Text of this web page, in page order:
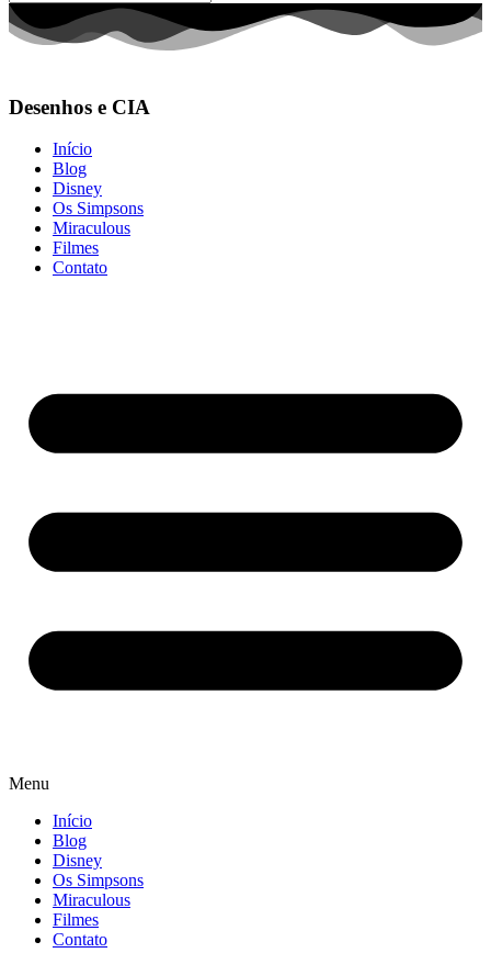
Desenhos e CIA
Início
Blog
Disney
Os Simpsons
Miraculous
Filmes
Contato
Menu
Início
Blog
Disney
Os Simpsons
Miraculous
Filmes
Contato